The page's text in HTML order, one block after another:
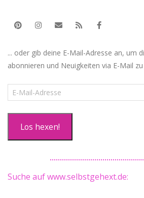
... oder gib deine E-Mail-Adresse an, um
abonnieren und Neuigkeiten via E-Mail
E-
Mail-
Los hexen!
Suche auf www.selbstgehext.de: